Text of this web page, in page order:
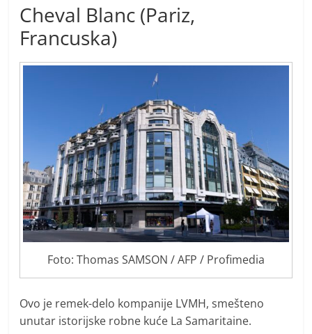
Cheval Blanc (Pariz,
Francuska)
Foto: Thomas SAMSON / AFP / Profimedia
Ovo je remek-delo kompanije LVMH, smešteno
unutar istorijske robne kuće La Samaritaine.